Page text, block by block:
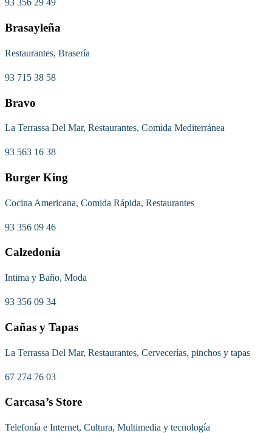
93 356 29 49
Brasayleña
Restaurantes, Brasería
93 715 38 58
Bravo
La Terrassa Del Mar, Restaurantes, Comida Mediterránea
93 563 16 38
Burger King
Cocina Americana, Comida Rápida, Restaurantes
93 356 09 46
Calzedonia
Intima y Baño, Moda
93 356 09 34
Cañas y Tapas
La Terrassa Del Mar, Restaurantes, Cervecerías, pinchos y tapas
67 274 76 03
Carcasa’s Store
Telefonía e Internet, Cultura, Multimedia y tecnología